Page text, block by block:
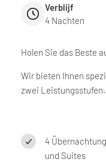
Verblijf
4 Nachten
Holen Sie das Beste
Wir bieten Ihnen
zwei Leistungsstufen. ​
4
und Suites